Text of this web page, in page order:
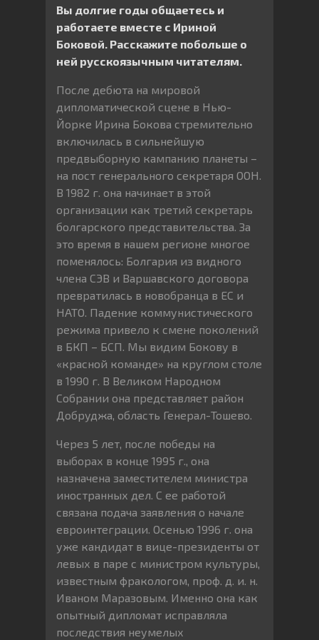
Вы долгие годы общаетесь и
работаете вместе с Ириной
Боковой. Расскажите побольше о
ней русскоязычным читателям.
После дебюта на мировой
дипломатической сцене в Нью-
Йорке Ирина Бокова стремительно
включилась в сильнейшую
предвыборную кампанию планеты –
на пост генерального секретаря ООН.
В 1982 г. она начинает в этой
организации как третий секретарь
болгарского представительства. За
это время в нашем регионе многое
поменялось: Болгария из видного
члена СЭВ и Варшавского договора
превратилась в новобранца в ЕС и
НАТО. Падение коммунистического
режима привело к смене поколений
в БКП – БСП. Мы видим Бокову в
«красной команде» на круглом столе
в 1990 г. В Великом Народном
Собрании она представляет район
Добруджа, область Генерал-Тошево.
Через 5 лет, после победы на
выборах в конце 1995 г., она
назначена заместителем министра
иностранных дел. С ее работой
связана подача заявления о начале
евроинтеграции. Осенью 1996 г. она
уже кандидат в вице-президенты от
левых в паре с министром культуры,
известным фракологом, проф. д. и. н.
Иваном Маразовым. Именно она как
опытный дипломат исправляла
последствия неумелых